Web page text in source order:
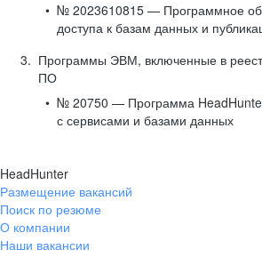
№ 2023610815 — Программное
доступа к базам данных и
Программы ЭВМ, включенные в
ПО
№ 20750 — Программа
с сервисами и базами данных
HeadHunter
Размещение вакансий
Поиск по резюме
О компании
Наши вакансии